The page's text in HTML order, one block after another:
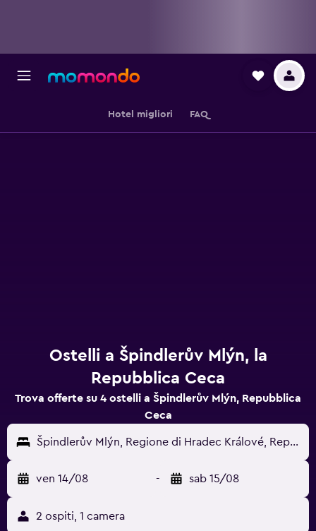
Hotel migliori FAQ
Ostelli a Špindlerův Mlýn, la
Repubblica Ceca
Trova offerte su 4 ostelli a Špindlerův Mlýn, Repubblica
Ceca
Špindlerův Mlýn, Regione di Hradec Králové, Repubblica Ceca
ven 14/08 - sab 15/08
2 ospiti, 1 camera